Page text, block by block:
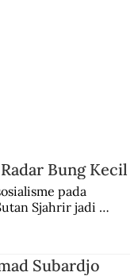
Bung Kecil
pada
Sjahrir jadi
Subardjo